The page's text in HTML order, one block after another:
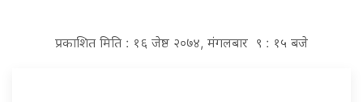
प्रकाशित मिति : १६ जेष्ठ २०७४, मंगलबार ९ : १५ बजे